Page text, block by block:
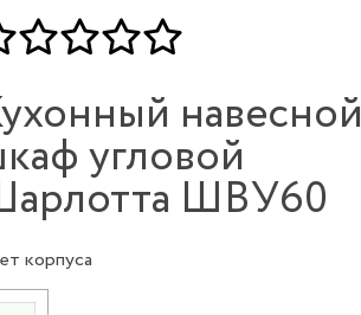
навесной
угловой
ШВУ60
корпуса